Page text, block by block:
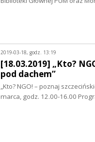
2019-03-18, godz. 13:19
[18.03.2019] „Kto?
pod dachem”
„Kto? NGO! – poznaj
marca, godz. 12.00-16.00